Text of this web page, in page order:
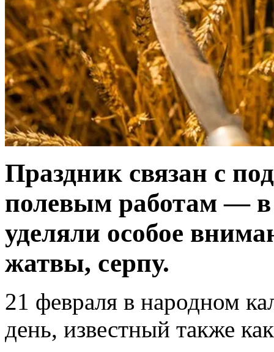
Праздник связан с
полевым работам — в
уделяли особое
жатвы, серпу.
21 февраля в народном
день, известный также